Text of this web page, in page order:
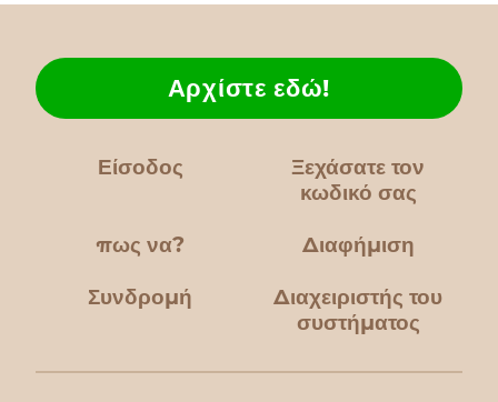
Είσοδος
Ξεχάσατε τον
κωδικό σας
πως να?
Αρχίστε εδώ!
Διαφήμιση
Συνδρομή
Διαχειριστής του
συστήματος